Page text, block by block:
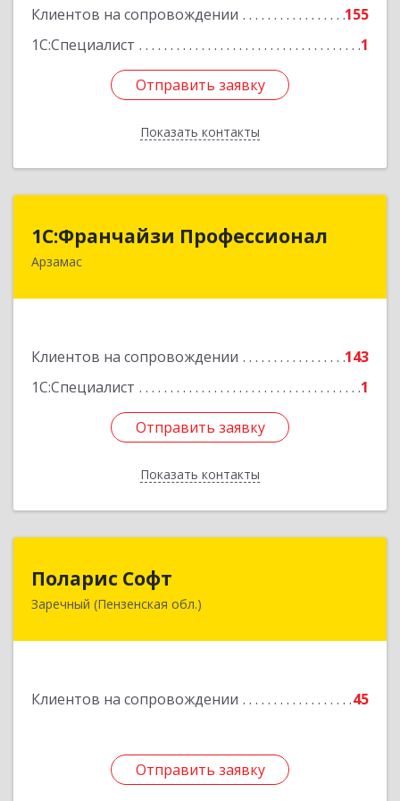
Клиентов на сопровождении
155
1С:Специалист
1
Отправить заявку
Показать контакты
Отправить заявку
Назад
1С:Франчайзи Профессионал
Арзамас
Клиентов на сопровождении
143
1С:Специалист
1
Отправить заявку
Показать контакты
1С:Франчайзи Профессионал
607227, Нижегородская обл, Арзамас г, Кирова
Отправить заявку
Назад
Поларис Софт
Заречный (Пензенская обл.)
Клиентов на сопровождении 45
Отправить заявку
442960, Пензенская обл, Заречный г,
Отправить заявку